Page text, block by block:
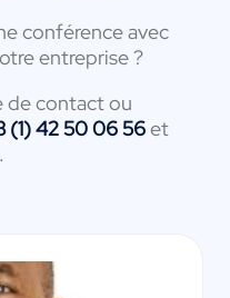
conférence avec
entreprise ?
de contact ou
(1) 42 50 06 56et
.